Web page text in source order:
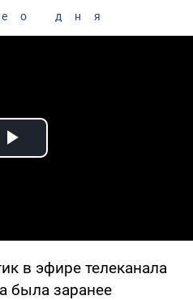
дня
Play Video
в эфире телеканала
была заранее